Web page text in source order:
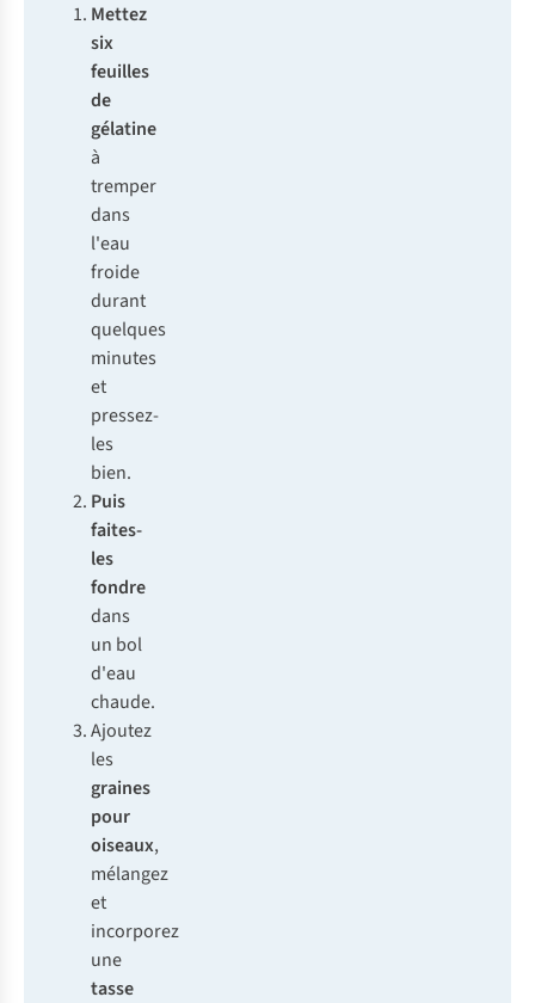
Mettez
six
feuilles
de
gélatine
à
tremper
dans
l'eau
froide
durant
quelques
minutes
et
pressez-
les
bien.
Puis
faites-
les
fondre
dans
un bol
d'eau
chaude.
Ajoutez
les
graines
pour
oiseaux,
mélangez
et
incorporez
une
tasse